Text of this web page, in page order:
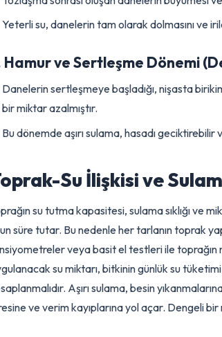
Bu dönemde su eksikliği yaşanırsa, koçan
Tozlaşma sonrası oluşan danelerin
Yeterli su, danelerin tam olarak
5. Hamur ve Sertleşme
Danelerin sertleşmeye başladığı,
bir miktar azalmıştır.
Bu dönemde aşırı sulama, hasadı
Toprak-Su İlişkisi ve
Toprağın su tutma kapasitesi, sulama
uzun süre tutar. Bu nedenle her tarlanın